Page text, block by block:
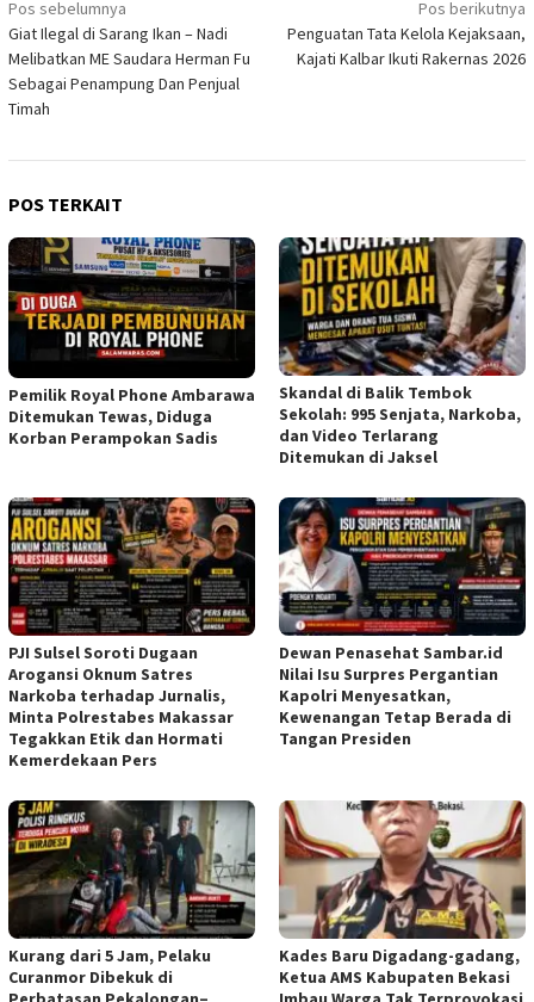
Navigasi
pos
Pos sebelumnya
Giat Ilegal di Sarang Ikan – Nadi
Melibatkan ME Saudara Herman Fu
Sebagai Penampung Dan Penjual
Timah
Pos berikutnya
Penguatan Tata Kelola Kejaksaan,
Kajati Kalbar Ikuti Rakernas 2026
POS TERKAIT
Pemilik Royal Phone Ambarawa
Ditemukan Tewas, Diduga
Korban Perampokan Sadis
Skandal di Balik Tembok
Sekolah: 995 Senjata, Narkoba,
dan Video Terlarang
Ditemukan di Jaksel
PJI Sulsel Soroti Dugaan
Arogansi Oknum Satres
Narkoba terhadap Jurnalis,
Minta Polrestabes Makassar
Tegakkan Etik dan Hormati
Kemerdekaan Pers
Dewan Penasehat Sambar.id
Nilai Isu Surpres Pergantian
Kapolri Menyesatkan,
Kewenangan Tetap Berada di
Tangan Presiden
Kurang dari 5 Jam, Pelaku
Curanmor Dibekuk di
Kades Baru Digadang-gadang,
Ketua AMS Kabupaten Bekasi